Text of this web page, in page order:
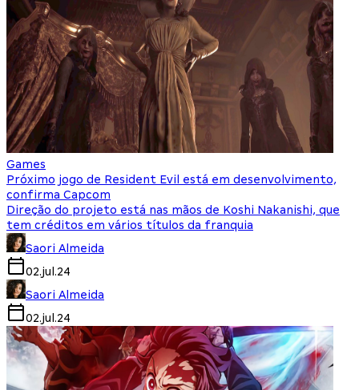
Games
Próximo jogo de Resident Evil está em desenvolvimento,
confirma Capcom
Direção do projeto está nas mãos de Koshi Nakanishi, que
tem créditos em vários títulos da franquia
Saori Almeida
02.jul.24
Saori Almeida
02.jul.24